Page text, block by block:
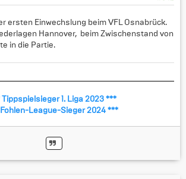
ersten Einwechslung beim VFL Osnabrück.
Hannover, beim Zwischenstand von
in die Partie.
1. Liga 2023 ***
League-Sieger 2024 ***